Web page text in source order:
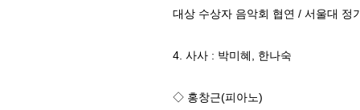
대상 수상자 음악회 협연 / 서울대 정
4. 사사 : 박미혜, 한나숙
◇ 홍창근(피아노)